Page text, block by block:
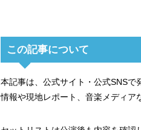
この記事について
本記事は、公式サイト・公式SNS
情報や現地レポート、音楽メディア